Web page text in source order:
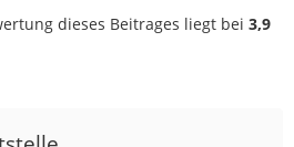
dieses Beitrages liegt bei 3,9